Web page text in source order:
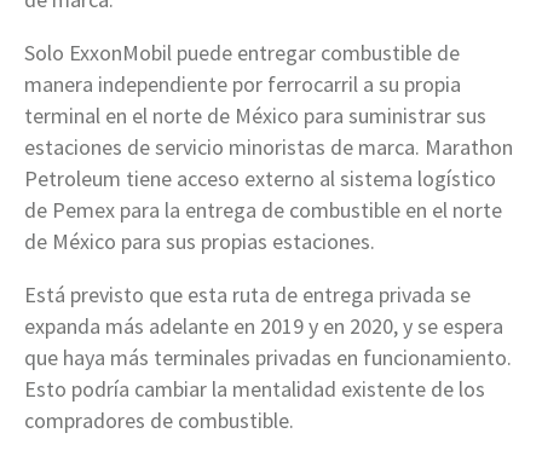
Solo ExxonMobil puede entregar combustible de
manera independiente por ferrocarril a su propia
terminal en el norte de México para suministrar sus
estaciones de servicio minoristas de marca. Marathon
Petroleum tiene acceso externo al sistema logístico
de Pemex para la entrega de combustible en el norte
de México para sus propias estaciones.
Está previsto que esta ruta de entrega privada se
expanda más adelante en 2019 y en 2020, y se espera
que haya más terminales privadas en funcionamiento.
Esto podría cambiar la mentalidad existente de los
compradores de combustible.